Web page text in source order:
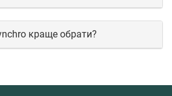
краще обрати?